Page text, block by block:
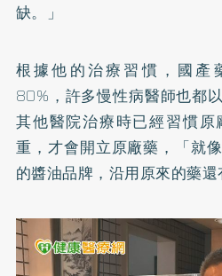
缺。」
根據他的治療習慣，國產
80%，許多慢性病醫師也都
其他醫院治療時已經習慣
重，才會開立原廠藥，「就
的醬油品牌，沿用原來的藥還